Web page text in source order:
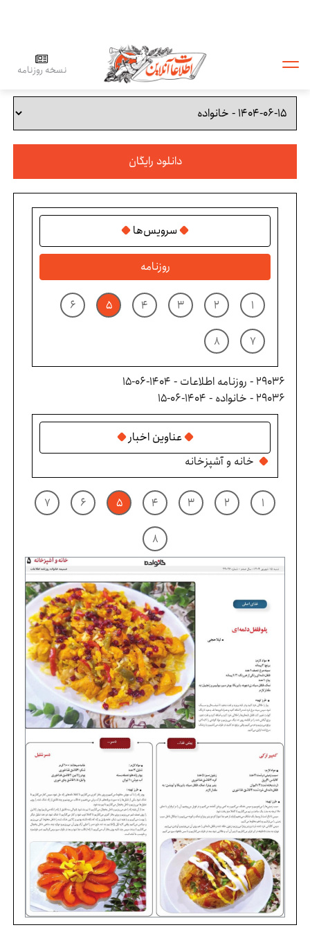
نسخه روزنامه
دانلود رایگان
سرویس‌ها
روزنامه
۱ ۲ ۳ ۴ ۵ ۶
۷ ۸
29036 - روزنامه اطلاعات - ۱۴۰۴-۰۶-۱۵
29036 - خانواده - ۱۴۰۴-۰۶-۱۵
عناوین اخبار
خانه و آشپزخانه
۱ ۲ ۳ ۴ ۵ ۶ ۷
۸